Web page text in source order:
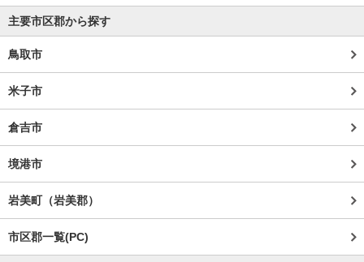
主要市区郡から探す
鳥取市
米子市
倉吉市
境港市
岩美町（岩美郡）
市区郡一覧(PC)